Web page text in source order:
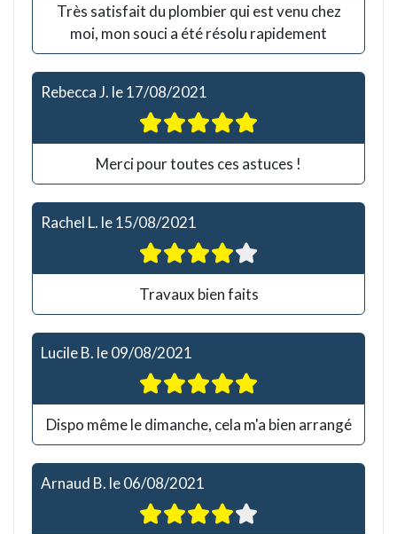
Très satisfait du plombier qui est venu chez
moi, mon souci a été résolu rapidement
Rebecca J. le17/08/2021
Merci pour toutes ces astuces !
Rachel L. le15/08/2021
Travaux bien faits
Lucile B. le09/08/2021
Dispo même le dimanche, cela m'a bien arrangé
Arnaud B. le06/08/2021